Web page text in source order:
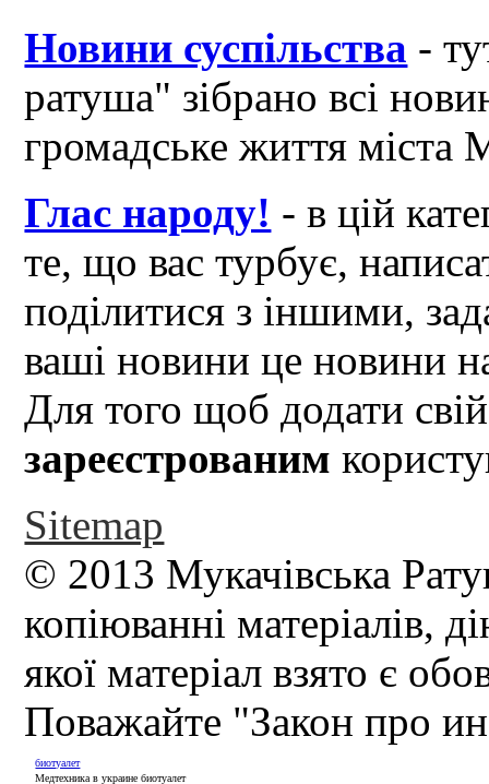
Новини суспільства -
ратуша" зібрано всі
громадське життя міста
Глас народу! - в цій
те, що вас турбує,
поділитися з іншими,
ваші новини це новини
Для того щоб додати
зареєстрованим
Sitemap
© 2013 Мукачівська
копіюванні матеріалів,
якої матеріал взято є
Поважайте "Закон про
биотуалет
Медтехника в украине биотуалет